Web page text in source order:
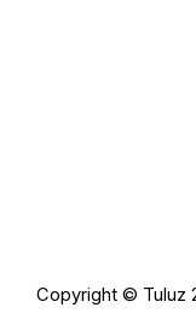
Copyright © Tuluz